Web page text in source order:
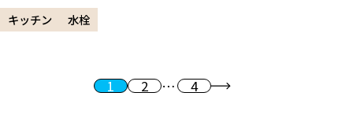
キッチン 水栓
投稿のページ送り1 2 … 4 次へ